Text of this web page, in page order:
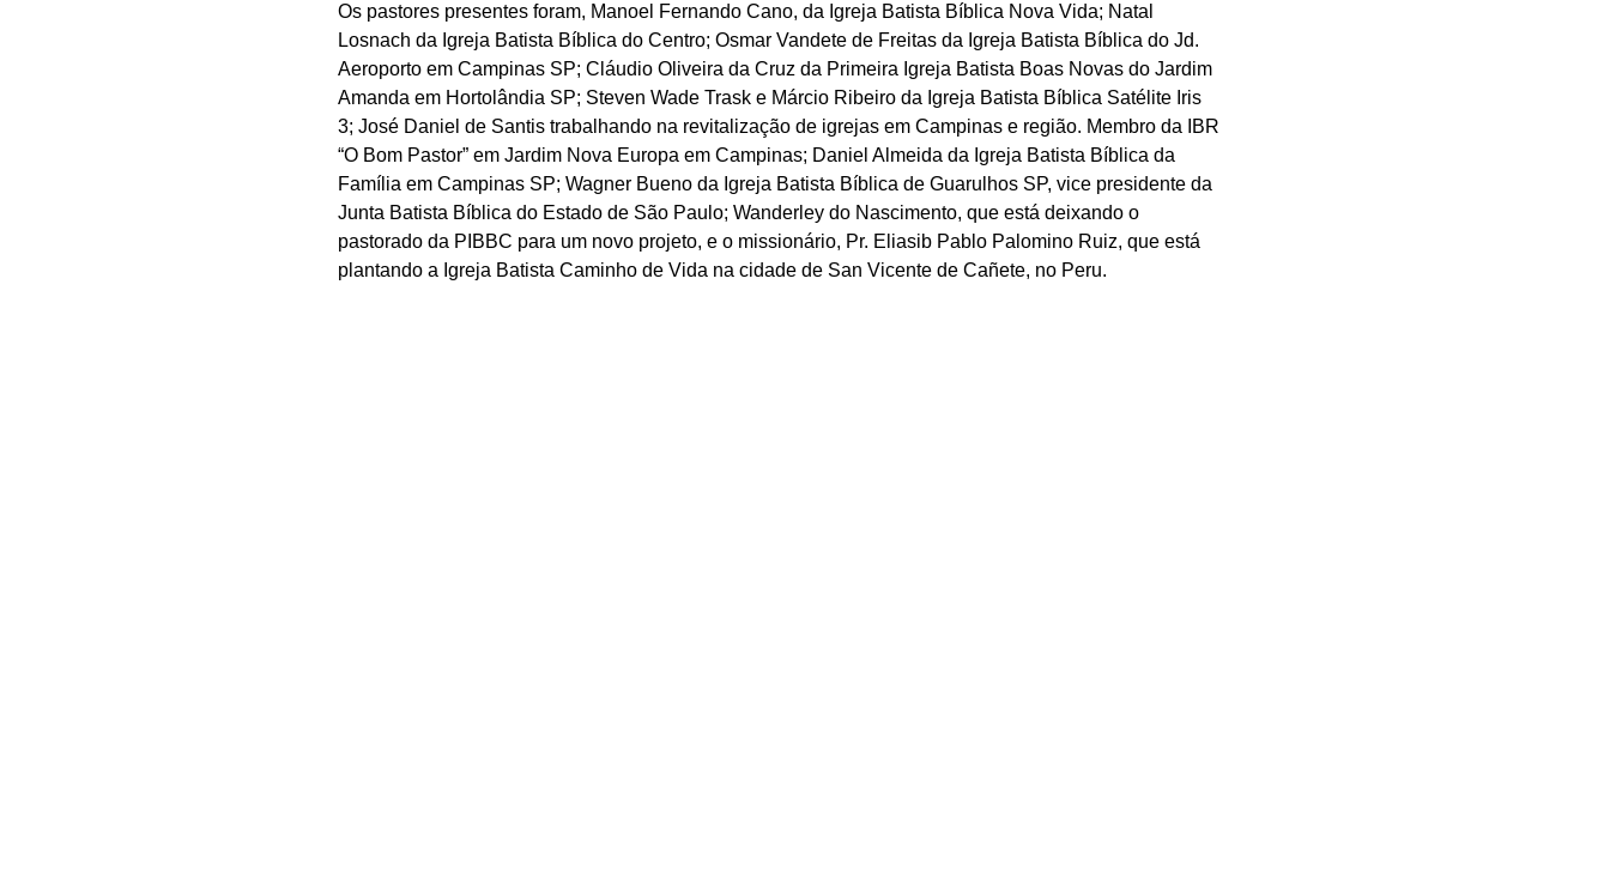
Os pastores presentes foram, Manoel Fernando Cano, da Igreja Batista Bíblica Nova Vida; Natal
Losnach da Igreja Batista Bíblica do Centro; Osmar Vandete de Freitas da Igreja Batista Bíblica do Jd.
Aeroporto em Campinas SP; Cláudio Oliveira da Cruz da Primeira Igreja Batista Boas Novas do Jardim
Amanda em Hortolândia SP; Steven Wade Trask e Márcio Ribeiro da Igreja Batista Bíblica Satélite Iris
3; José Daniel de Santis trabalhando na revitalização de igrejas em Campinas e região. Membro da IBR
“O Bom Pastor” em Jardim Nova Europa em Campinas; Daniel Almeida da Igreja Batista Bíblica da
Família em Campinas SP; Wagner Bueno da Igreja Batista Bíblica de Guarulhos SP, vice presidente da
Junta Batista Bíblica do Estado de São Paulo; Wanderley do Nascimento, que está deixando o
pastorado da PIBBC para um novo projeto, e o missionário, Pr. Eliasib Pablo Palomino Ruiz, que está
plantando a Igreja Batista Caminho de Vida na cidade de San Vicente de Cañete, no Peru.